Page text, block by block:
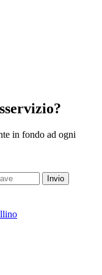
in fondo ad ogni
Invio